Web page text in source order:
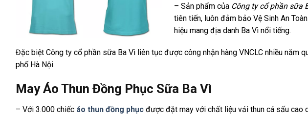
– Sản phẩm của Công ty cổ phần sữa
tiên tiến, luôn đảm bảo Vệ Sinh An
hiệu mang địa danh Ba Vì nổi tiếng.
Đặc biệt Công ty cổ phần sữa Ba Vì liên tục được công nhận hàng VNCLC nhiều năm
phố Hà Nội.
May Áo Thun Đồng Phục Sữa Ba Vì
– Với 3.000 chiếc áo thun đồng phục được đặt may với chất liệu vải thun cá sấu cao